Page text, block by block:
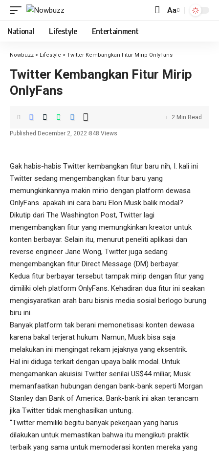
Font
Aa
National Lifestyle Entertainment
Nowbuzz > Lifestyle > Twitter Kembangkan Fitur Mirip OnlyFans
Twitter Kembangkan Fitur Mirip
OnlyFans
Published December 2, 2022 848 Views
2 Min Read
Gak habis-habis Twitter kembangkan fitur baru nih, I. kali ini
Twitter sedang mengembangkan fitur baru yang
memungkinkannya makin mirio dengan platform dewasa
OnlyFans. apakah ini cara baru Elon Musk balik modal?
Dikutip dari The Washington Post, Twitter lagi
mengembangkan fitur yang memungkinkan kreator untuk
konten berbayar. Selain itu, menurut peneliti aplikasi dan
reverse engineer Jane Wong, Twitter juga sedang
mengembangkan fitur Direct Message (DM) berbayar.
Kedua fitur berbayar tersebut tampak mirip dengan fitur yang
dimiliki oleh platform OnlyFans. Kehadiran dua fitur ini seakan
mengisyaratkan arah baru bisnis media sosial berlogo burung
biru ini.
Banyak platform tak berani memonetisasi konten dewasa
karena bakal terjerat hukum. Namun, Musk bisa saja
melakukan ini mengingat rekam jejaknya yang eksentrik.
Hal ini diduga terkait dengan upaya balik modal. Untuk
mengamankan akuisisi Twitter senilai US$44 miliar, Musk
memanfaatkan hubungan dengan bank-bank seperti Morgan
Stanley dan Bank of America. Bank-bank ini akan terancam
jika Twitter tidak menghasilkan untung.
“Twitter memiliki begitu banyak pekerjaan yang harus
dilakukan untuk memastikan bahwa itu mengikuti praktik
terbaik yang sama untuk memoderasi konten mereka yang